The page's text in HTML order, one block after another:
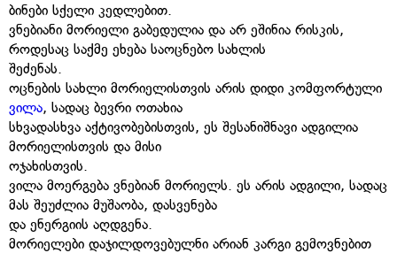
ბინები სქელი კედლებით.
ვნებიანი მორიელი გაბედულია და არ ეშინია რისკის,
როდესაც საქმე ეხება საოცნებო სახლის
შეძენას.
ოცნების სახლი მორიელისთვის არის დიდი კომფორტული
ვილა, სადაც ბევრი ოთახია
სხვადასხვა აქტივობებისთვის, ეს შესანიშნავი ადგილია
მორიელისთვის და მისი
ოჯახისთვის.
ვილა მოერგება ვნებიან მორიელს. ეს არის ადგილი, სადაც
მას შეუძლია მუშაობა, დასვენება
და ენერგიის აღდგენა.
მორიელები დაჯილდოვებულნი არიან კარგი გემოვნებით